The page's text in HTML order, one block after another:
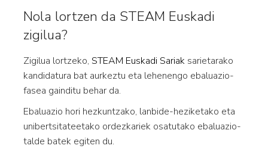
Nola lortzen da STEAM Euskadi
zigilua?
Zigilua lortzeko, STEAM Euskadi Sariak sarietarako
kandidatura bat aurkeztu eta lehenengo ebaluazio-
fasea gainditu behar da.
Ebaluazio hori hezkuntzako, lanbide-heziketako eta
unibertsitateetako ordezkariek osatutako ebaluazio-
talde batek egiten du.